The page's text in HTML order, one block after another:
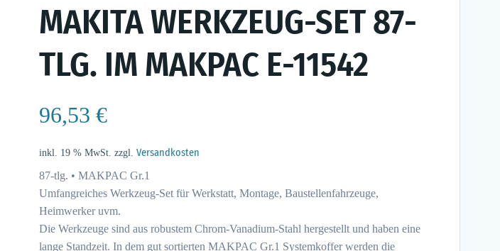
MAKITA WERKZEUG-SET 87-
TLG. IM MAKPAC E-11542
96,53 €
inkl. 19 % MwSt. zzgl. Versandkosten
87-tlg. • MAKPAC Gr.1
Umfangreiches Werkzeug-Set für Werkstatt, Montage, Baustellenfahrzeuge,
Heimwerker uvm.
Die Werkzeuge sind aus robustem Chrom-Vanadium-Stahl hergestellt und haben eine
lange Standzeit. In dem gut sortierten MAKPAC Gr.1 Systemkoffer werden die